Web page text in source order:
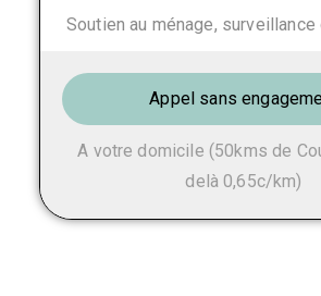
Soutien au ménage,
Appel sans
A votre domicile (50kms de
delà 0,65c/km)